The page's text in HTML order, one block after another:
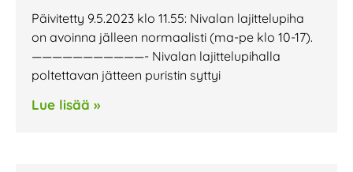
Päivitetty 9.5.2023 klo 11.55: Nivalan lajittelupiha
on avoinna jälleen normaalisti (ma-pe klo 10-17).
———————————- Nivalan lajittelupihalla
poltettavan jätteen puristin syttyi
Lue lisää »